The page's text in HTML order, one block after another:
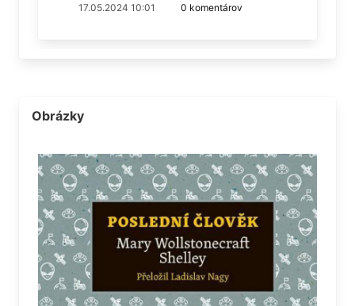
17.05.2024 10:01 0 komentárov
Obrázky